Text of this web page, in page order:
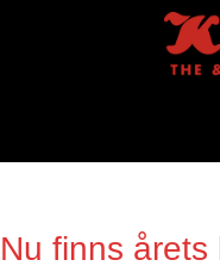
Nu finns årets